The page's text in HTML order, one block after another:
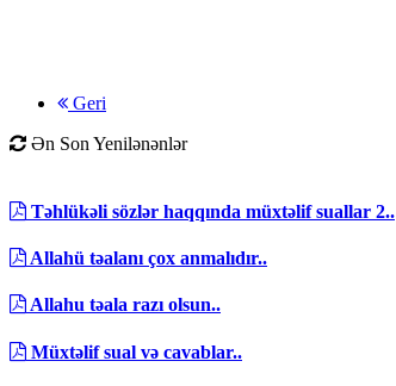
Geri
Ən Son Yenilənənlər
Təhlükəli sözlər haqqında müxtəlif suallar 2..
Allahü təalanı çox anmalıdır..
Allahu təala razı olsun..
Müxtəlif sual və cavablar..